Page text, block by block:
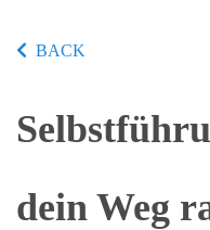
BACK
dein Weg